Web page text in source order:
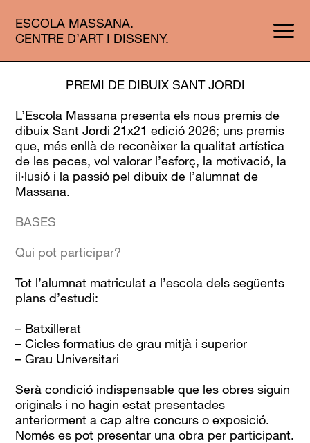
ESCOLA MASSANA.
CENTRE D’ART I DISSENY.
PREMI DE DIBUIX SANT JORDI
L’Escola Massana presenta els nous premis de
dibuix Sant Jordi 21x21 edició 2026; uns premis
que, més enllà de reconèixer la qualitat artística
de les peces, vol valorar l’esforç, la motivació, la
il·lusió i la passió pel dibuix de l’alumnat de
Massana.
BASES
Qui pot participar?
Tot l’alumnat matriculat a l’escola dels següents
plans d’estudi:
– Batxillerat
– Cicles formatius de grau mitjà i superior
– Grau Universitari
Serà condició indispensable que les obres siguin
originals i no hagin estat presentades
anteriorment a cap altre concurs o exposició.
Només es pot presentar una obra per participant.